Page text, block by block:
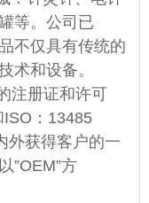
等。公司已
不仅具有传统的
术和设备。
注册证和许可
：13485
外获得客户的一
”OEM”方